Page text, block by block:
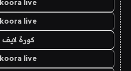
koora live
koora live
كورة لايف
koora live